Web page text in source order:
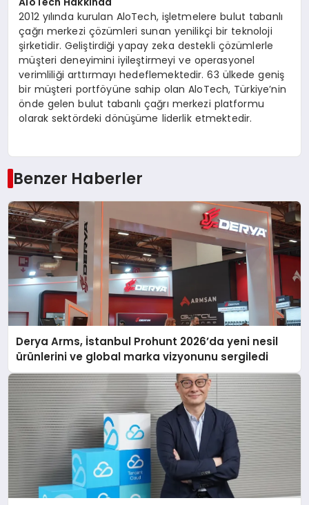
2012 yılında kurulan AloTech, işletmelere bulut tabanlı
çağrı merkezi çözümleri sunan yenilikçi bir teknoloji
şirketidir. Geliştirdiği yapay zeka destekli çözümlerle
müşteri deneyimini iyileştirmeyi ve operasyonel
verimliliği arttırmayı hedeflemektedir. 63 ülkede geniş
bir müşteri portföyüne sahip olan AloTech, Türkiye’nin
önde gelen bulut tabanlı çağrı merkezi platformu
olarak sektördeki dönüşüme liderlik etmektedir.
Benzer Haberler
Derya Arms, İstanbul Prohunt 2026’da yeni nesil
ürünlerini ve global marka vizyonunu sergiledi